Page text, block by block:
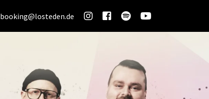
booking@losteden.de